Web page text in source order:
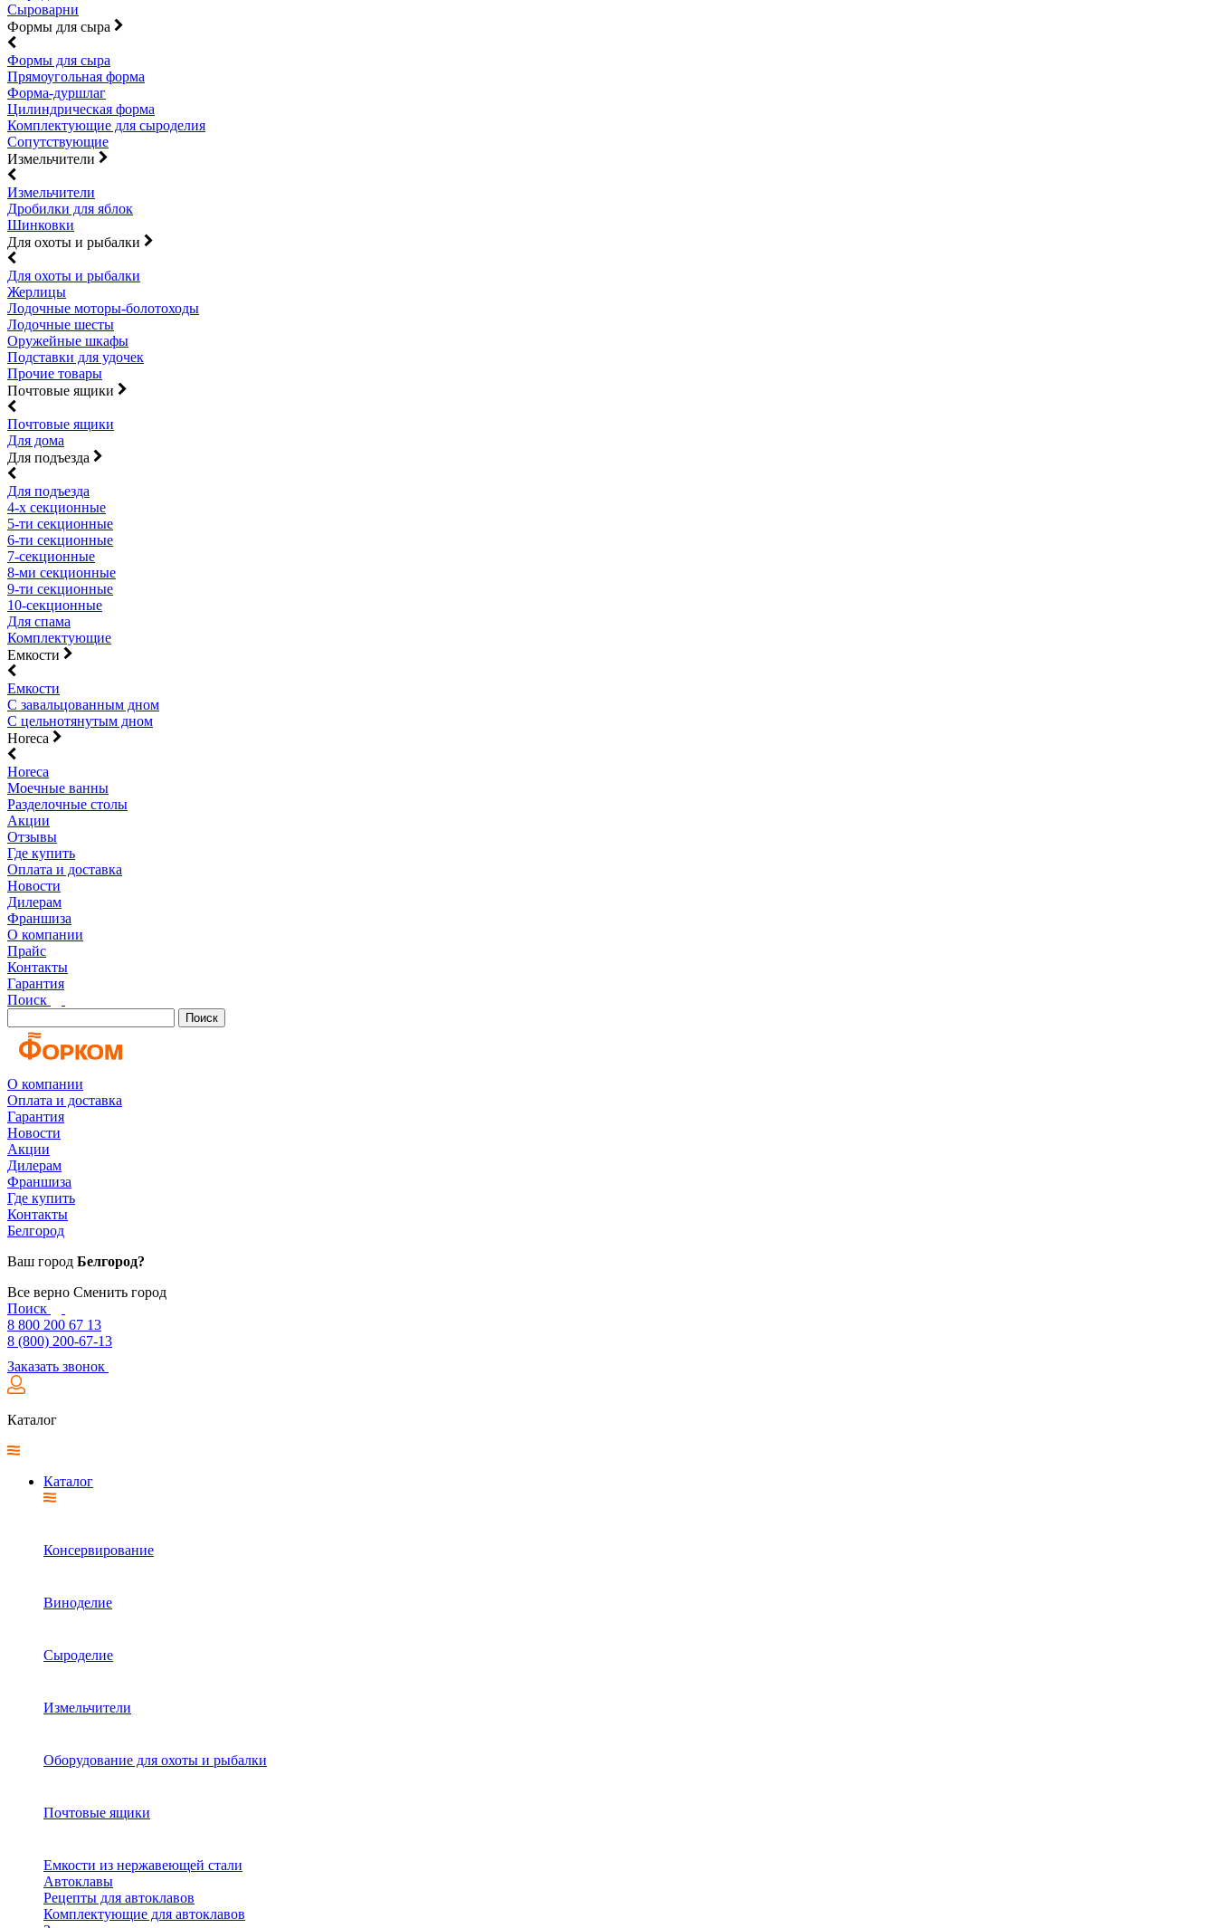
Сыроварни
Формы для сыра
Формы для сыра
Прямоугольная форма
Форма-дуршлаг
Цилиндрическая форма
Комплектующие для сыроделия
Сопутствующие
Измельчители
Измельчители
Дробилки для яблок
Шинковки
Для охоты и рыбалки
Для охоты и рыбалки
Жерлицы
Лодочные моторы-болотоходы
Лодочные шесты
Оружейные шкафы
Подставки для удочек
Прочие товары
Почтовые ящики
Почтовые ящики
Для дома
Для подъезда
Для подъезда
4-х секционные
5-ти секционные
6-ти секционные
7-секционные
8-ми секционные
9-ти секционные
10-секционные
Для спама
Комплектующие
Емкости
Емкости
С завальцованным дном
С цельнотянутым дном
Horeca
Horeca
Моечные ванны
Разделочные столы
Акции
Отзывы
Где купить
Оплата и доставка
Новости
Дилерам
Франшиза
О компании
Прайс
Контакты
Гарантия
Поиск
Поиск
О компании
Оплата и доставка
Гарантия
Новости
Акции
Дилерам
Франшиза
Где купить
Контакты
Белгород
Ваш город Белгород?
Все верно Сменить город
Поиск
8 800 200 67 13
8 (800) 200-67-13
Заказать звонок
Каталог
Каталог
Консервирование
Виноделие
Сыроделие
Измельчители
Оборудование для охоты и рыбалки
Почтовые ящики
Емкости из нержавеющей стали
Автоклавы
Рецепты для автоклавов
Комплектующие для автоклавов